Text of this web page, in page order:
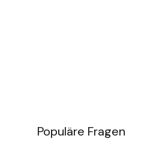
Populäre Fragen